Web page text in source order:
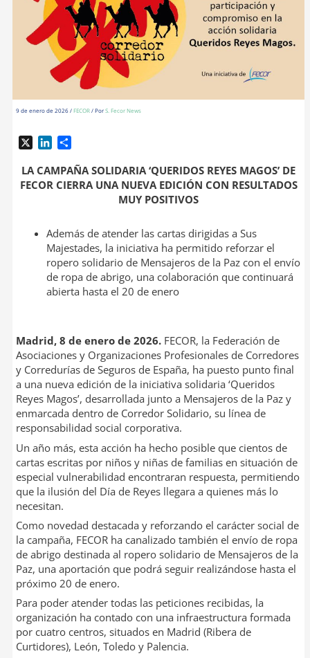
9 de enero de 2026/FECOR/ PorS. Fecor News
n
k
n
m
p
i
r
LA CAMPAÑA SOLIDARIA ‘QUERIDOS REYES MAGOS’ DE
FECOR CIERRA UNA NUEVA EDICIÓN CON RESULTADOS
MUY POSITIVOS
Además de atender las cartas dirigidas a Sus
Majestades, la iniciativa ha permitido reforzar el
ropero solidario de Mensajeros de la Paz con el envío
de ropa de abrigo, una colaboración que continuará
abierta hasta el 20 de enero
Madrid, 8 de enero de 2026.FECOR, la Federación de
Asociaciones y Organizaciones Profesionales de Corredores
y Corredurías de Seguros de España, ha puesto punto final
a una nueva edición de la iniciativa solidaria ‘Queridos
Reyes Magos’, desarrollada junto a Mensajeros de la Paz y
enmarcada dentro de Corredor Solidario, su línea de
responsabilidad social corporativa.
Un año más, esta acción ha hecho posible que cientos de
cartas escritas por niños y niñas de familias en situación de
especial vulnerabilidad encontraran respuesta, permitiendo
que la ilusión del Día de Reyes llegara a quienes más lo
necesitan.
Como novedad destacada y reforzando el carácter social de
la campaña, FECOR ha canalizado también el envío de ropa
de abrigo destinada al ropero solidario de Mensajeros de la
Paz, una aportación que podrá seguir realizándose hasta el
próximo 20 de enero.
Para poder atender todas las peticiones recibidas, la
organización ha contado con una infraestructura formada
por cuatro centros, situados en Madrid (Ribera de
Curtidores), León, Toledo y Palencia.